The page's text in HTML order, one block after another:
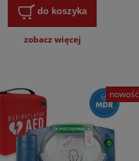
do koszyka
zobacz więcej
nowość